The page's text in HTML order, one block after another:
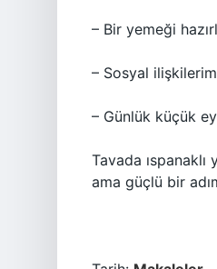
– Bir yemeği
– Sosyal
– Günlük küçük
Tavada
ama güçlü bir